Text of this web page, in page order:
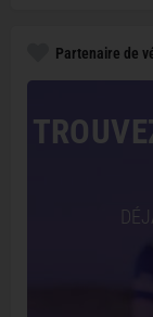
Partenaire de